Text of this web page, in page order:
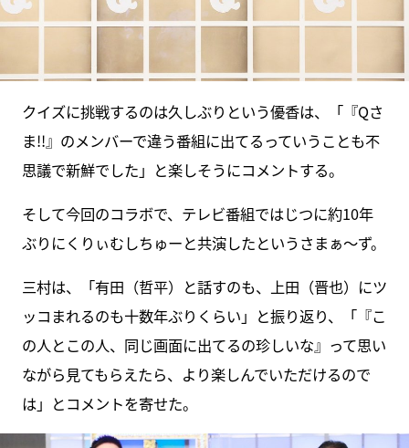
クイズに挑戦するのは久しぶりという優香は、「『Qさ
ま!!』のメンバーで違う番組に出てるっていうことも不
思議で新鮮でした」と楽しそうにコメントする。
そして今回のコラボで、テレビ番組ではじつに約10年
ぶりにくりぃむしちゅーと共演したというさまぁ～ず。
三村は、「有田（哲平）と話すのも、上田（晋也）にツ
ッコまれるのも十数年ぶりくらい」と振り返り、「『こ
の人とこの人、同じ画面に出てるの珍しいな』って思い
ながら見てもらえたら、より楽しんでいただけるので
は」とコメントを寄せた。